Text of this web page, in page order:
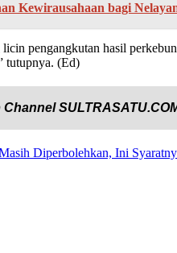
Kewirausahaan bagi
pengangkutan hasil
tutupnya. (Ed)
Channel
Diperbolehkan, Ini